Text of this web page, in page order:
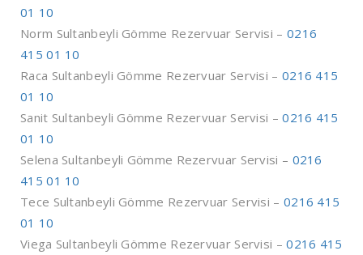
01 10
Norm Sultanbeyli Gömme Rezervuar Servisi – 0216
415 01 10
Raca Sultanbeyli Gömme Rezervuar Servisi – 0216 415
01 10
Sanit Sultanbeyli Gömme Rezervuar Servisi –0216 415
01 10
Selena Sultanbeyli Gömme Rezervuar Servisi – 0216
415 01 10
Tece Sultanbeyli Gömme Rezervuar Servisi – 0216 415
01 10
Viega Sultanbeyli Gömme Rezervuar Servisi –0216 415